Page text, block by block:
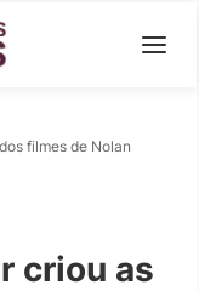
filmes de Nolan
criou as